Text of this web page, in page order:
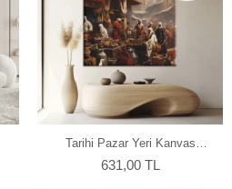
Tarihi Pazar Yeri Kanvas
Tablo
631,00 TL